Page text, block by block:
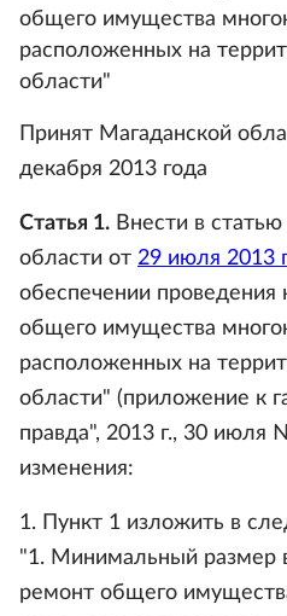
общего имущества
расположенных на
области"
Принят Магаданской
декабря 2013 года
Статья 1. Внести в
области от 29 июля 2013
обеспечении проведения
общего имущества
расположенных на
области" (приложение к
правда", 2013 г., 30
изменения:
1. Пункт 1 изложить в
"1. Минимальный размер
ремонт общего